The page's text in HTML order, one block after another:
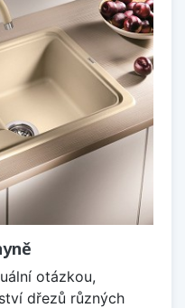
otázkou,
dřezů různých